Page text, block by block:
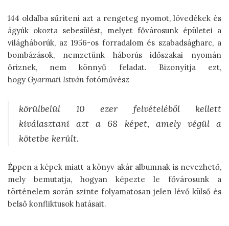
144 oldalba sűríteni azt a rengeteg nyomot, lövedékek és
ágyúk okozta sebesülést, melyet fővárosunk épületei a
világháborúk, az 1956-os forradalom és szabadságharc, a
bombázások, nemzetünk háborús időszakai nyomán
őriznek, nem könnyű feladat. Bizonyítja ezt,
hogy Gyarmati István fotóművész
körülbelül 10 ezer felvételéből kellett
kiválasztani azt a 68 képet, amely végül a
kötetbe került.
Éppen a képek miatt a könyv akár albumnak is nevezhető,
mely bemutatja, hogyan képezte le fővárosunk a
történelem során szinte folyamatosan jelen lévő külső és
belső konfliktusok hatásait.